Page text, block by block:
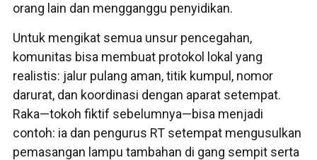
orang lain dan mengganggu penyidikan.
Untuk mengikat semua unsur pencegahan,
komunitas bisa membuat protokol lokal yang
realistis: jalur pulang aman, titik kumpul, nomor
darurat, dan koordinasi dengan aparat setempat.
Raka—tokoh fiktif sebelumnya—bisa menjadi
contoh: ia dan pengurus RT setempat mengusulkan
pemasangan lampu tambahan di gang sempit serta